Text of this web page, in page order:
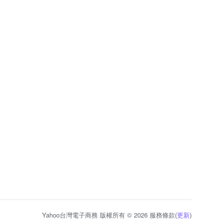
Yahoo台灣電子商務 版權所有 © 2026 服務條款(更新)